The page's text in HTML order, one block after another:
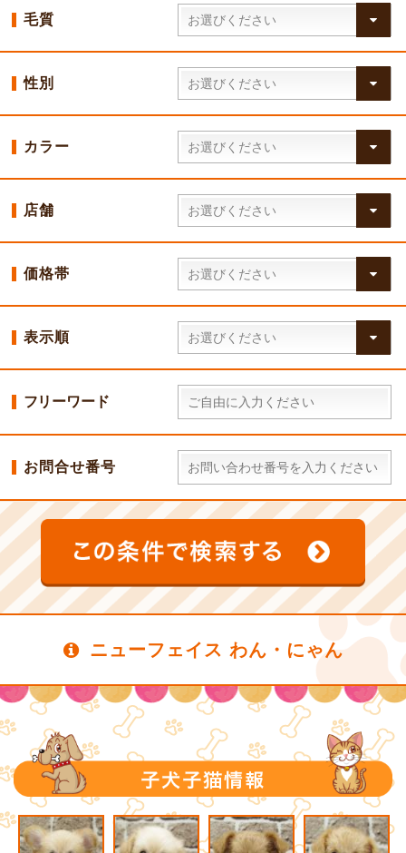
毛質
性別
カラー
店舗
価格帯
表示順
フリーワード
お問合せ番号
ニューフェイス わん・にゃん